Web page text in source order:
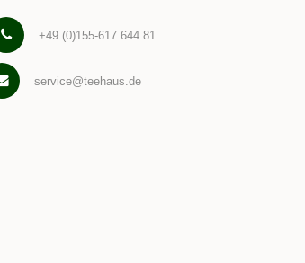
+49 (0)155-617 644 81
service@teehaus.de